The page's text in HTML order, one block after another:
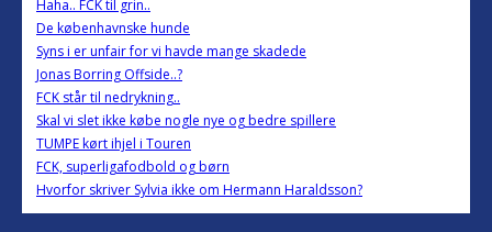
Haha.. FCK til grin..
De københavnske hunde
Syns i er unfair for vi havde mange skadede
Jonas Borring Offside..?
FCK står til nedrykning..
Skal vi slet ikke købe nogle nye og bedre spillere
TUMPE kørt ihjel i Touren
FCK, superligafodbold og børn
Hvorfor skriver Sylvia ikke om Hermann Haraldsson?